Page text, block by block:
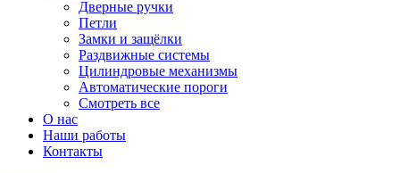
Дверные ручки
Петли
Замки и защёлки
Раздвижные системы
Цилиндровые механизмы
Автоматические пороги
Смотреть все
О нас
Наши работы
Контакты